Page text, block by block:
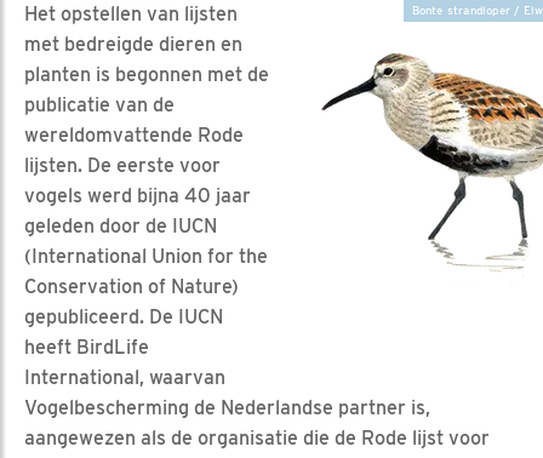
Bonte strandloper /
Het opstellen van lijsten
met bedreigde dieren en
planten is begonnen met de
publicatie van de
wereldomvattende Rode
lijsten. De eerste voor
vogels werd bijna 40 jaar
geleden door de IUCN
(International Union for the
Conservation of Nature)
gepubliceerd. De IUCN
heeft BirdLife
International, waarvan
Vogelbescherming de Nederlandse partner is,
aangewezen als de organisatie die de Rode lijst voor